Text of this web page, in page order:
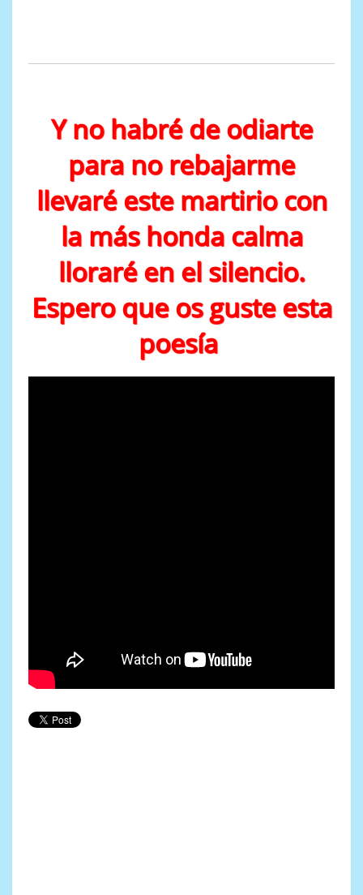
Y no habré de odiarte
para no rebajarme
llevaré este martirio con
la más honda calma
lloraré en el silencio.
Espero que os guste esta
poesía